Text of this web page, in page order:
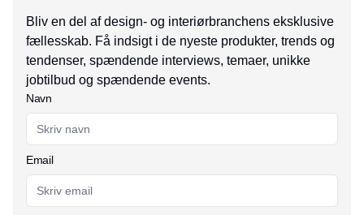
Bliv en del af design- og interiørbranchens eksklusive
fællesskab. Få indsigt i de nyeste produkter, trends og
tendenser, spændende interviews, temaer, unikke
jobtilbud og spændende events.
Navn
Email